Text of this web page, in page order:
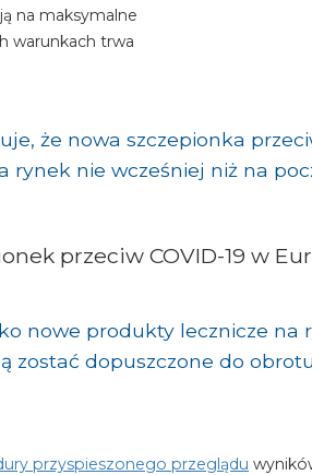
na maksymalne
warunkach trwa
że nowa szczepionka
nie wcześniej niż na
przeciw COVID-19 w
nowe produkty lecznicze na
zostać dopuszczone do
przyspieszonego przeglądu